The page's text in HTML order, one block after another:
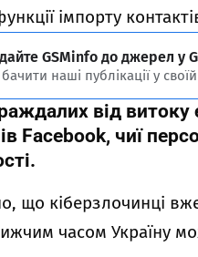
імпорту
GSMinfo до джерел у
наші публікації у
від витоку
Facebook, чиї
що кіберзлочинці
часом Україну